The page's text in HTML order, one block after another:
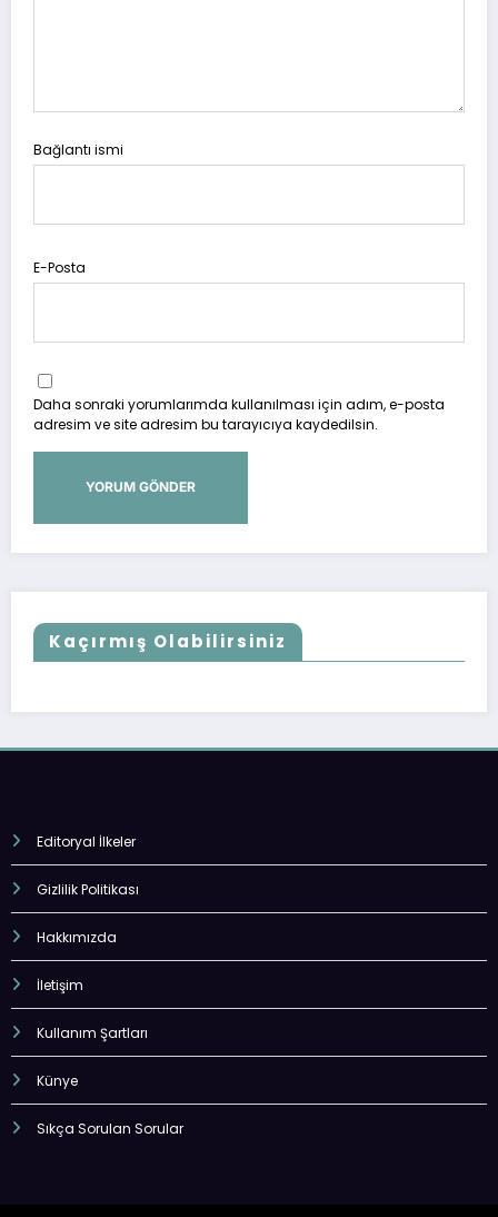
Bağlantı ismi
E-Posta
Daha sonraki yorumlarımda kullanılması için adım, e-posta
adresim ve site adresim bu tarayıcıya kaydedilsin.
Kaçırmış Olabilirsiniz
Editoryal İlkeler
Gizlilik Politikası
Hakkımızda
İletişim
Kullanım Şartları
Künye
Sıkça Sorulan Sorular